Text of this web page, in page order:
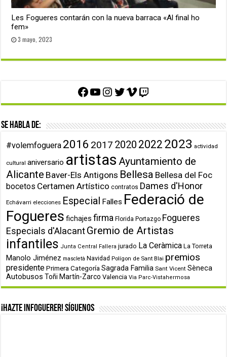
Les Fogueres contarán con la nueva barraca «Al final ho
fem»
3 mayo, 2023
Facebook
YouTube
Instagram
Twitter
Vimeo
Twitch
Se habla de:
#volemfoguera 2016 2017 2020 2022 2023 actividad
cultural aniversario artistas Ayuntamiento de
Alicante Baver-Els Antigons Bellesa Bellesa del Foc
bocetos Certamen Artístico contratos Dames d'Honor
Echávarri elecciones Especial Falles Federació de
Fogueres fichajes firma Florida Portazgo Fogueres
Especials d'AlacantGremio de Artistas
infantiles Junta Central Fallera jurado La Ceràmica La Torreta
Manolo Jiménez mascletà Navidad Polígon de Sant Blai premios
presidente Primera Categoría Sagrada Familia Sant Vicent Sèneca
Autobusos Toñi Martín-Zarco Valencia Via Parc-Vistahermosa
¡Hazte infoguerer! Síguenos